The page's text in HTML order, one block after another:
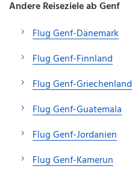
Andere Reiseziele ab Genf
Flug Genf-Dänemark
Flug Genf-Finnland
Flug Genf-Griechenland
Flug Genf-Guatemala
Flug Genf-Jordanien
Flug Genf-Kamerun